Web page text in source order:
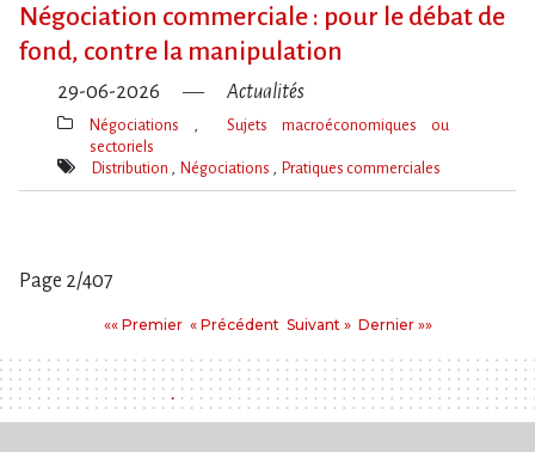
Négociation commerciale : pour le débat de
fond, contre la manipulation
29-06-2026 Actualités
Thèmes(s)
Négociations
Sujets macroéconomiques ou
sectoriels
Mot(s)-
Distribution Négociations Pratiques commerciales
Page 2/407
«« PremierPremier
« PrécédentPrécédent
Suivant
Suivant » Dernier
Dernier »»